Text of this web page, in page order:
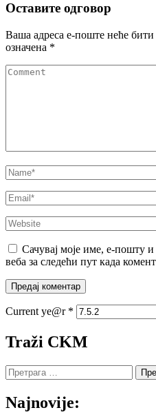
Оставите одговор
Ваша адреса е-поште неће бити
означена *
Comment
Name*
Email*
Website
Сачувај моје име, е-пошту
веба за следећи пут када
Current ye@r *
Traži CKM
Претрага
за:
Najnovije: